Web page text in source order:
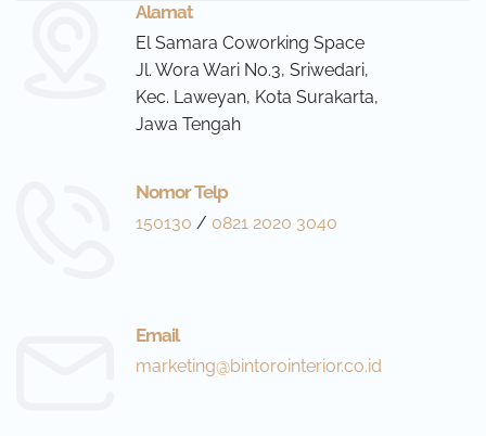
Alamat
El Samara Coworking Space
Jl. Wora Wari No.3, Sriwedari,
Kec. Laweyan, Kota Surakarta,
Jawa Tengah
Nomor Telp
150130 / 0821 2020 3040
Email
marketing@bintorointerior.co.id